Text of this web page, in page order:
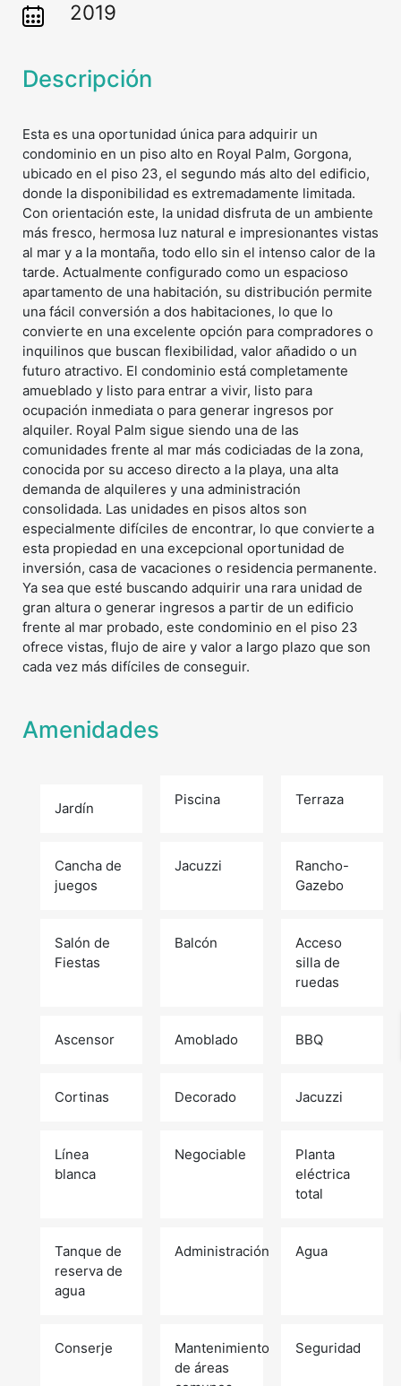
2019
Descripción
Esta es una oportunidad única para adquirir un
condominio en un piso alto en Royal Palm, Gorgona,
ubicado en el piso 23, el segundo más alto del edificio,
donde la disponibilidad es extremadamente limitada.
Con orientación este, la unidad disfruta de un ambiente
más fresco, hermosa luz natural e impresionantes vistas
al mar y a la montaña, todo ello sin el intenso calor de la
tarde. Actualmente configurado como un espacioso
apartamento de una habitación, su distribución permite
una fácil conversión a dos habitaciones, lo que lo
convierte en una excelente opción para compradores o
inquilinos que buscan flexibilidad, valor añadido o un
futuro atractivo. El condominio está completamente
amueblado y listo para entrar a vivir, listo para
ocupación inmediata o para generar ingresos por
alquiler. Royal Palm sigue siendo una de las
comunidades frente al mar más codiciadas de la zona,
conocida por su acceso directo a la playa, una alta
demanda de alquileres y una administración
consolidada. Las unidades en pisos altos son
especialmente difíciles de encontrar, lo que convierte a
esta propiedad en una excepcional oportunidad de
inversión, casa de vacaciones o residencia permanente.
Ya sea que esté buscando adquirir una rara unidad de
gran altura o generar ingresos a partir de un edificio
frente al mar probado, este condominio en el piso 23
ofrece vistas, flujo de aire y valor a largo plazo que son
cada vez más difíciles de conseguir.
Amenidades
Jardín
Piscina Terraza
Cancha de
juegos
Jacuzzi
Rancho-
Gazebo
Salón de
Fiestas
Balcón
Acceso
silla de
ruedas
Ascensor Amoblado BBQ
Cortinas Decorado Jacuzzi
Línea
blanca
Negociable
Planta
eléctrica
total
Tanque de
reserva de
agua
Administración Agua
Conserje
Mantenimiento
de áreas
Seguridad